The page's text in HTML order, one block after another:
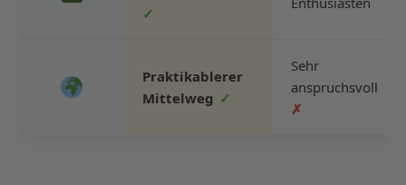
✓
Praktikablerer
Mittelweg ✓
Sehr
anspruchsvoll
✗